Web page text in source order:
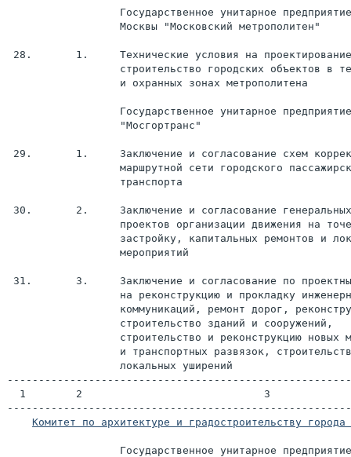
Государственное унитарное
                  Москвы "Московский метрополитен"
28.       1.     Технические условия на
строительство городских объектов в
                  и охранных зонах метрополитена
                  Государственное унитарное предприятие
                  "Мосгортранс"
29.       1.     Заключение и согласование схем
маршрутной сети городского
                  транспорта
30.       2.     Заключение и согласование
проектов организации движения на
застройку, капитальных ремонтов и
                  мероприятий
31.       3.     Заключение и согласование по
на реконструкцию и прокладку
коммуникаций, ремонт дорог,
                  строительство зданий и сооружений,
строительство и реконструкцию новых
и транспортных развязок,
                  локальных уширений
  1        2                             3
Комитет по архитектуре и градостроительству города
Государственное унитарное